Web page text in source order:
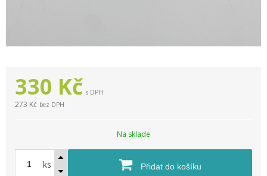
330 Kč s DPH
273 Kč bez DPH
Na sklade
ks Přidat do košíku